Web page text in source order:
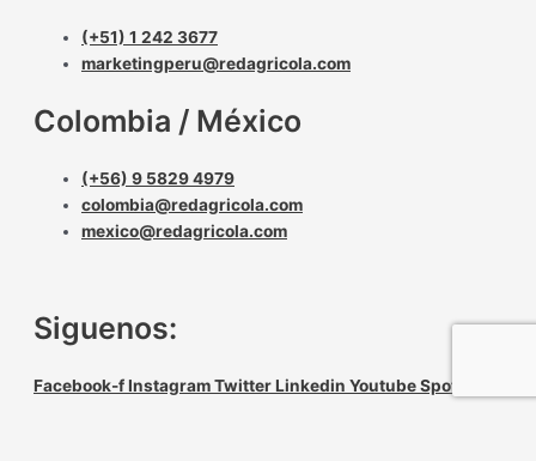
(+51) 1 242 3677
marketingperu@redagricola.com
Colombia / México
(+56) 9 5829 4979
colombia@redagricola.com
mexico@redagricola.com
Siguenos:
Facebook-fInstagramTwitterLinkedin YoutubeSpotify